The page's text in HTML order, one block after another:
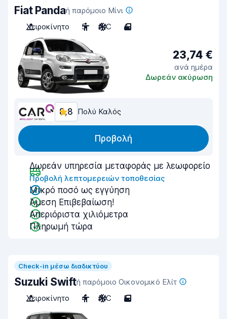
Fiat Pandaή παρόμοιο Μίνι
Χειροκίνητο
5 A/C 4
23,74 €
ανά ημέρα
Δωρεάν ακύρωση
8,8 Πολύ Καλός
Προβολή
Δωρεάν υπηρεσία μεταφοράς με λεωφορείο
Προβολή λεπτομερειών τοποθεσίας
Μικρό ποσό ως εγγύηση
Άμεση Επιβεβαίωση!
Απεριόριστα χιλιόμετρα
Πληρωμή τώρα
Check-in μέσω διαδικτύου
Suzuki Swiftή παρόμοιο Οικονομικό Ελίτ
Χειροκίνητο
4 A/C 5